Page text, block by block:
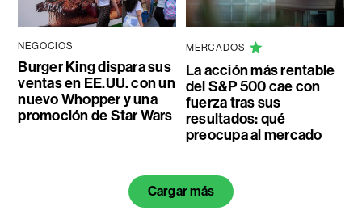
NEGOCIOS
Burger King dispara sus
ventas en EE.UU. con un
nuevo Whopper y una
promoción de Star Wars
MERCADOS
La acción más rentable
del S&P 500 cae con
fuerza tras sus
resultados: qué
preocupa al mercado
Cargar más